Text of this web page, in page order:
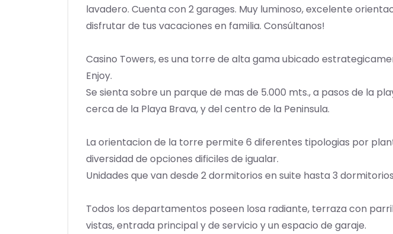
lavadero. Cuenta con 2 garages. Muy luminoso, excelente
disfrutar de tus vacaciones en familia. Consúltanos!
Casino Towers, es una torre de alta gama ubicado
Enjoy.
Se sienta sobre un parque de mas de 5.000 mts., a pasos de la
cerca de la Playa Brava, y del centro de la Peninsula.
La orientacion de la torre permite 6 diferentes tipologias por
diversidad de opciones dificiles de igualar.
Unidades que van desde 2 dormitorios en suite hasta 3
Todos los departamentos poseen losa radiante, terraza con
vistas, entrada principal y de servicio y un espacio de garaje.